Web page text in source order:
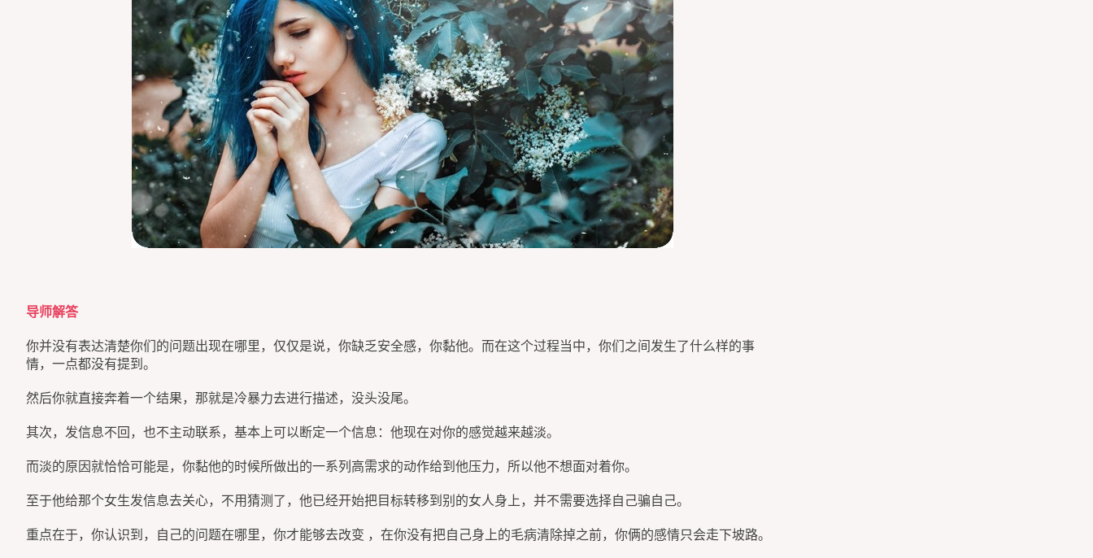
导师解答
你并没有表达清楚你们的问题出现在哪里，仅仅是说，你缺乏安全感，你黏他。而在这个过程当中，你们之间发生了什么样的事
情，一点都没有提到。
然后你就直接奔着一个结果，那就是冷暴力去进行描述，没头没尾。
其次，发信息不回，也不主动联系，基本上可以断定一个信息：他现在对你的感觉越来越淡。
而淡的原因就恰恰可能是，你黏他的时候所做出的一系列高需求的动作给到他压力，所以他不想面对着你。
至于他给那个女生发信息去关心，不用猜测了，他已经开始把目标转移到别的女人身上，并不需要选择自己骗自己。
重点在于，你认识到，自己的问题在哪里，你才能够去改变 ，在你没有把自己身上的毛病清除掉之前，你俩的感情只会走下坡路。